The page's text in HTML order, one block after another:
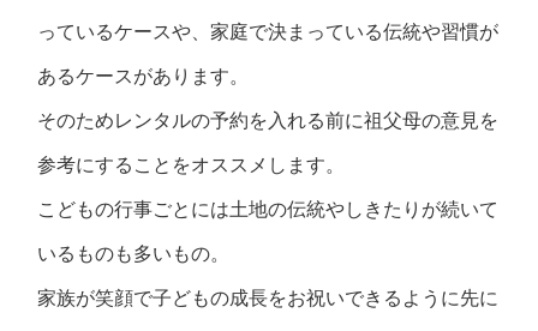
っているケースや、家庭で決まっている伝統や習慣が
あるケースがあります。
そのためレンタルの予約を入れる前に祖父母の意見を
参考にすることをオススメします。
こどもの行事ごとには土地の伝統やしきたりが続いて
いるものも多いもの。
家族が笑顔で子どもの成長をお祝いできるように先に